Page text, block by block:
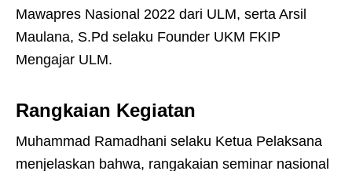
Mawapres Nasional 2022 dari ULM, serta Arsil
Maulana, S.Pd selaku Founder UKM FKIP
Mengajar ULM.
Rangkaian Kegiatan
Muhammad Ramadhani selaku Ketua Pelaksana
menjelaskan bahwa, rangakaian seminar nasional